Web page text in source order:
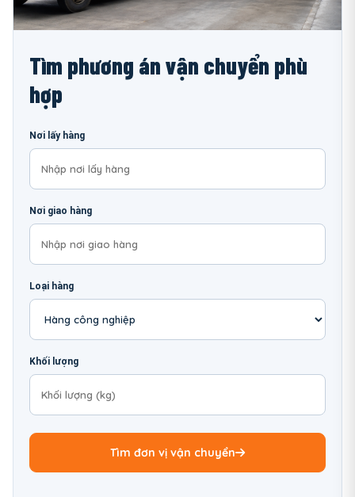
Tìm phương án vận chuyển phù
hợp
Nơi lấy hàng
Nơi giao hàng
Loại hàng
Khối lượng
Tìm đơn vị vận chuyển